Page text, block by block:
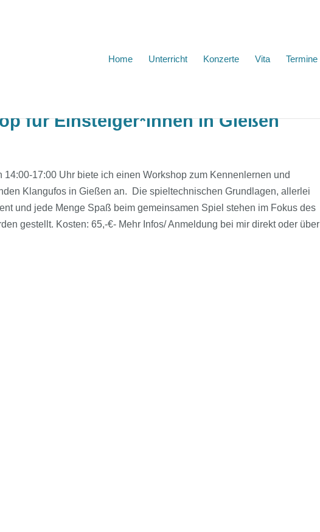
Home Unterricht Konzerte Vita Termine
für Einsteiger*innen in Gießen
14:00-17:00 Uhr biete ich einen Workshop zum Kennenlernen und
Klangufos in Gießen an. Die spieltechnischen Grundlagen, allerlei
und jede Menge Spaß beim gemeinsamen Spiel stehen im Fokus des
gestellt. Kosten: 65,-€- Mehr Infos/ Anmeldung bei mir direkt oder über